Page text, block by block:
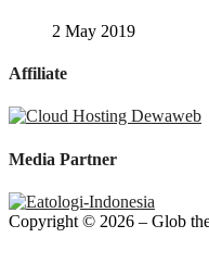
2 May 2019
Affiliate
Media Partner
Copyright © 2026 – Glob